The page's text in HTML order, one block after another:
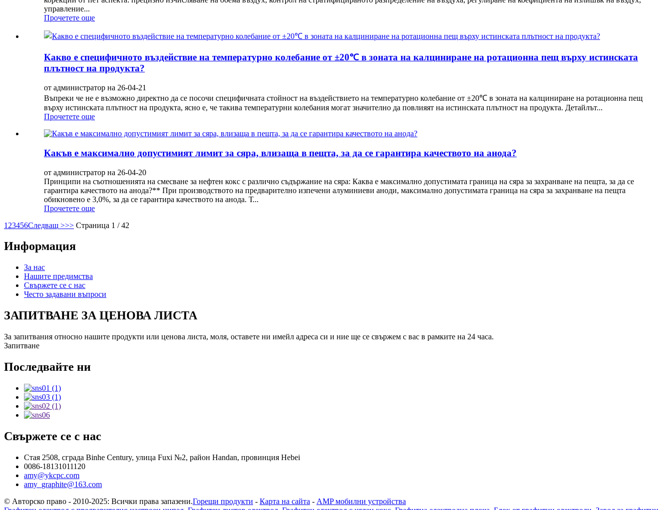
управление...
Прочетете още
Какво е специфичното въздействие на температурно колебание от ±20℃ в зоната на калциниране на ротационна пещ върху истинската
плътност на продукта?
от администратор на 26-04-21
Въпреки че не е възможно директно да се посочи специфичната стойност на въздействието на температурно колебание от ±20℃ в зоната на калциниране на ротационна пещ
върху истинската плътност на продукта, ясно е, че такива температурни колебания могат значително да повлияят на истинската плътност на продукта. Детайлът...
Прочетете още
Какъв е максимално допустимият лимит за сяра, влизаща в пещта, за да се гарантира качеството на анода?
от администратор на 26-04-20
Принципи на съотношенията на смесване за нефтен кокс с различно съдържание на сяра: Каква е максимално допустимата граница на сяра за захранване на пещта, за да се
гарантира качеството на анода?** При производството на предварително изпечени алуминиеви аноди, максимално допустимата граница на сяра за захранване на пещта
обикновено е 3,0%, за да се гарантира качеството на анода. Т...
Прочетете още
1 23456Следващ >>> Страница 1 / 42
Информация
За нас
Нашите предимства
Свържете се с нас
Често задавани въпроси
ЗАПИТВАНЕ ЗА ЦЕНОВА ЛИСТА
За запитвания относно нашите продукти или ценова листа, моля, оставете ни имейл адреса си и ние ще се свържем с вас в рамките на 24 часа.
Запитване
Последвайте ни
Свържете се с нас
Стая 2508, сграда Binhe Century, улица Fuxi №2, район Handan, провинция Hebei
0086-18131011120
amy@ykcpc.com
amy_graphite@163.com
© Авторско право - 2010-2025: Всички права запазени.Горещи продукти - Карта на сайта - AMP мобилни устройства